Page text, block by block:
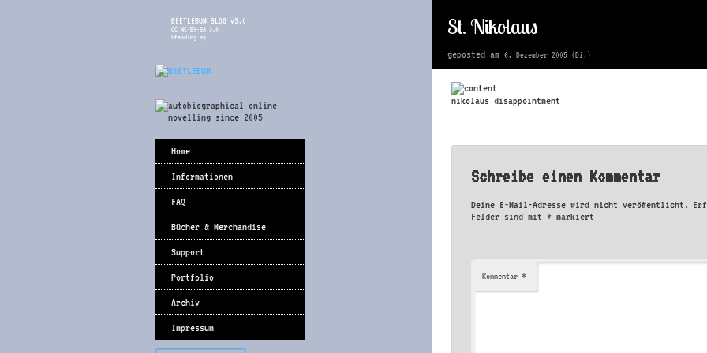
BEETLEBUM BLOG v3.0
CC NC-BY-SA 3.0
Standing by
Home
Informationen
FAQ
Bücher & Merchandise
Support
Portfolio
Archiv
Impressum
St. Nikolaus
geposted am 6. Dezember 2005 (Di.)
nikolaus disappointment
Schreibe einen Kommentar
Deine E-Mail-Adresse wird nicht veröffentlicht.
Felder sind mit * markiert
Kommentar *